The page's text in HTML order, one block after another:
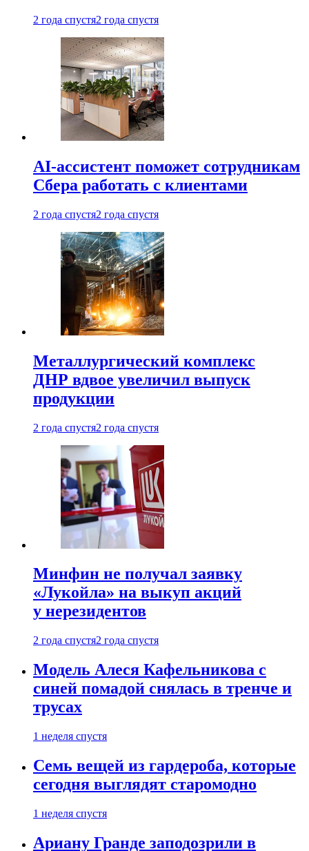
2 года спустя2 года спустя
AI-ассистент поможет сотрудникам
Сбера работать с клиентами
2 года спустя2 года спустя
Металлургический комплекс
ДНР вдвое увеличил выпуск
продукции
2 года спустя2 года спустя
Минфин не получал заявку
«Лукойла» на выкуп акций
у нерезидентов
2 года спустя2 года спустя
Модель Алеся Кафельникова с
синей помадой снялась в тренче и
трусах
1 неделя спустя
Семь вещей из гардероба, которые
сегодня выглядят старомодно
1 неделя спустя
Ариану Гранде заподозрили в